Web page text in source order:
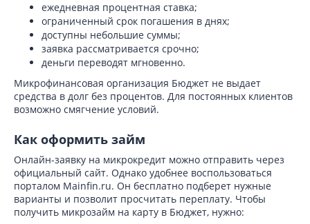
ежедневная процентная ставка;
ограниченный срок погашения в днях;
доступны небольшие суммы;
заявка рассматривается срочно;
деньги переводят мгновенно.
Микрофинансовая организация Бюджет не выдает
средства в долг без процентов. Для постоянных клиентов
возможно смягчение условий.
Как оформить займ
Онлайн-заявку на микрокредит можно отправить через
официальный сайт. Однако удобнее воспользоваться
порталом Mainfin.ru. Он бесплатно подберет нужные
варианты и позволит просчитать переплату. Чтобы
получить микрозайм на карту в Бюджет, нужно: